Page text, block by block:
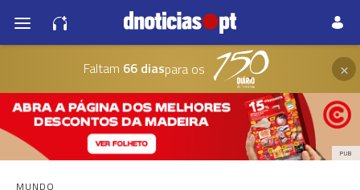
Faltam 66 diaspara os ×
PUB
MUNDO